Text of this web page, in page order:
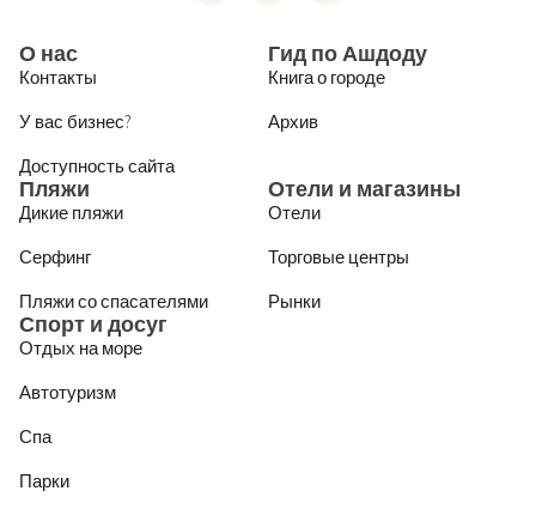
О нас
Контакты
У вас бизнес?
Доступность сайта
Гид по Ашдоду
Книга о городе
Архив
Пляжи
Дикие пляжи
Серфинг
Пляжи со спасателями
Отели и магазины
Отели
Торговые центры
Рынки
Спорт и досуг
Отдых на море
Автотуризм
Спа
Парки